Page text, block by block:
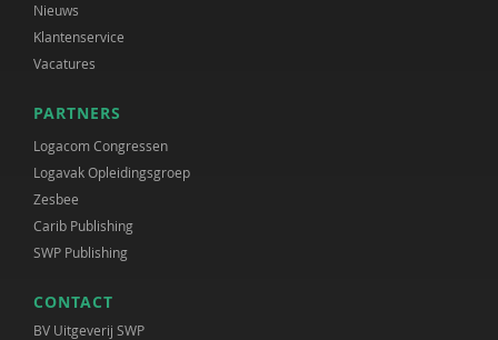
Nieuws
Klantenservice
Vacatures
PARTNERS
Logacom Congressen
Logavak Opleidingsgroep
Zesbee
Carib Publishing
SWP Publishing
CONTACT
BV Uitgeverij SWP